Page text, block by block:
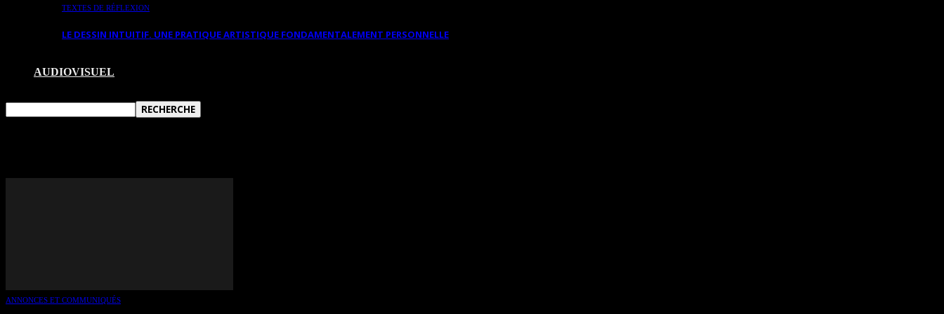
TEXTES DE RÉFLEXION
LE DESSIN INTUITIF. UNE PRATIQUE ARTISTIQUE FONDAMENTALEMENT PERSONNELLE
AUDIOVISUEL
ANNONCES ET COMMUNIQUÉS